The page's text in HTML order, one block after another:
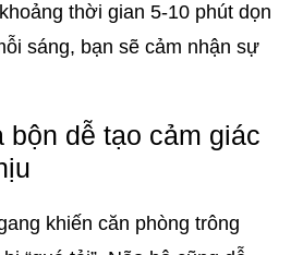
thời gian 5-10 phút dọn
sáng, bạn sẽ cảm nhận sự
bộn dễ tạo cảm giác
khiến căn phòng trông